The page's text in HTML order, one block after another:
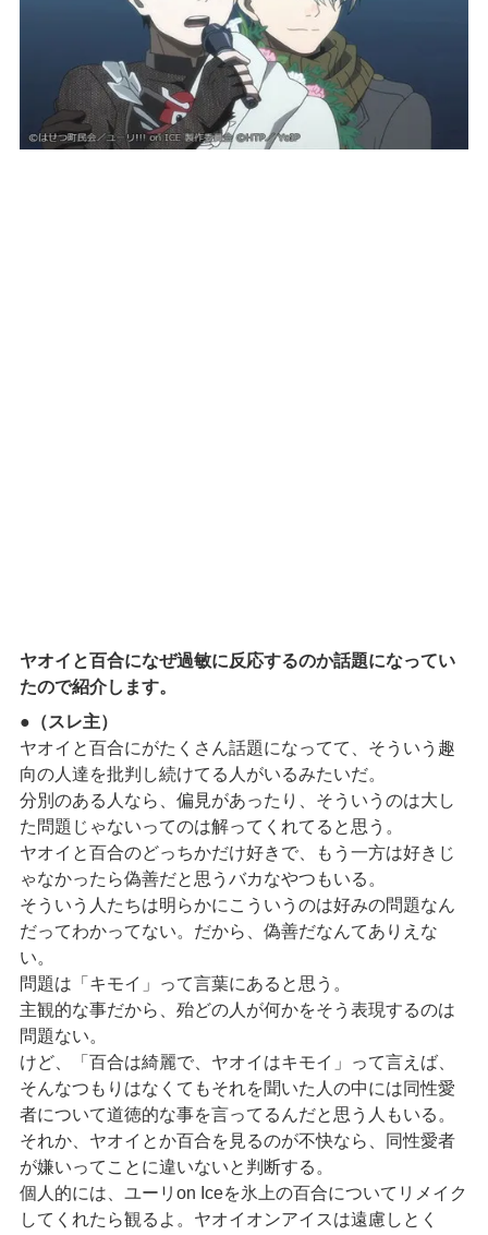
ヤオイと百合になぜ過敏に反応するのか話題になってい
たので紹介します。
●（スレ主）
ヤオイと百合にがたくさん話題になってて、そういう趣
向の人達を批判し続けてる人がいるみたいだ。
分別のある人なら、偏見があったり、そういうのは大し
た問題じゃないってのは解ってくれてると思う。
ヤオイと百合のどっちかだけ好きで、もう一方は好きじ
ゃなかったら偽善だと思うバカなやつもいる。
そういう人たちは明らかにこういうのは好みの問題なん
だってわかってない。だから、偽善だなんてありえな
い。
問題は「キモイ」って言葉にあると思う。
主観的な事だから、殆どの人が何かをそう表現するのは
問題ない。
けど、「百合は綺麗で、ヤオイはキモイ」って言えば、
そんなつもりはなくてもそれを聞いた人の中には同性愛
者について道徳的な事を言ってるんだと思う人もいる。
それか、ヤオイとか百合を見るのが不快なら、同性愛者
が嫌いってことに違いないと判断する。
個人的には、ユーリon Iceを氷上の百合についてリメイク
してくれたら観るよ。ヤオイオンアイスは遠慮しとく